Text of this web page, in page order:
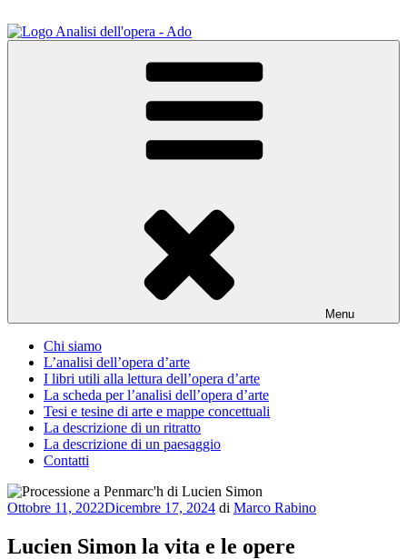
al
contenuto
Osservare le opere d'arte per capirle e imparare ad amarle
Menu
Chi siamo
L’analisi dell’opera d’arte
I libri utili alla lettura dell’opera d’arte
La scheda per l’analisi dell’opera d’arte
Tesi e tesine di arte e mappe concettuali
La descrizione di un ritratto
La descrizione di un paesaggio
Contatti
Pubblicato
Ottobre 11, 2022Dicembre 17, 2024 di Marco Rabino
Lucien Simon la vita e le opere